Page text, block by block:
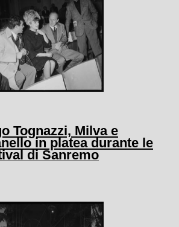
Tognazzi, Milva e
in platea durante le
di Sanremo